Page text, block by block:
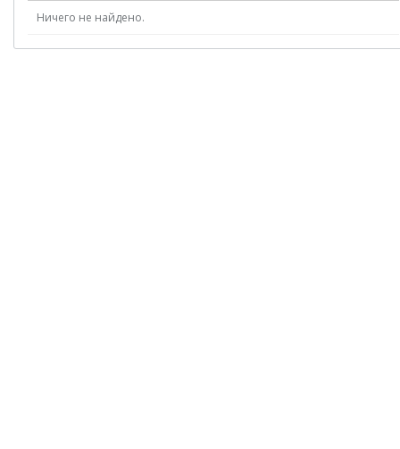
Ничего не найдено.